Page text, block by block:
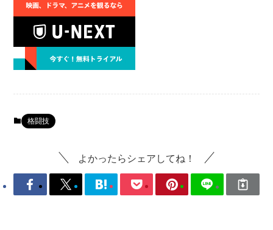
格闘技
よかったらシェアしてね！